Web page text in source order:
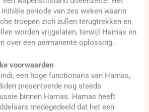
periode van zes weken waarin
troepen zich zullen terugtrekken en
worden vrijgelaten, terwijl Hamas en
over een permanente oplossing.
voorwaarden
een hoge functionaris van Hamas,
presenteerde nog steeds
binnen Hamas. Hamas heeft
medegedeeld dat het een